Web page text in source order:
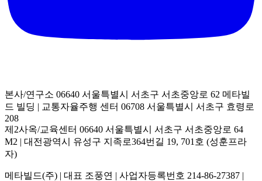
본사/연구소 06640 서울특별시 서초구 서초중앙로 62 메타빌
드 빌딩 | 교통자율주행 센터 06708 서울특별시 서초구 효령로
208
제2사옥/교육센터 06640 서울특별시 서초구 서초중앙로 64
M2 | 대전광역시 유성구 지족로364번길 19, 701호 (성훈프라
자)
메타빌드(주) | 대표 조풍연 | 사업자등록번호 214-86-27387 |